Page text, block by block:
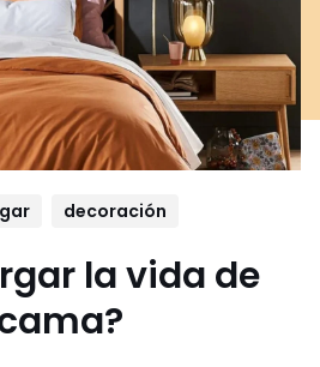
decoración
la vida de